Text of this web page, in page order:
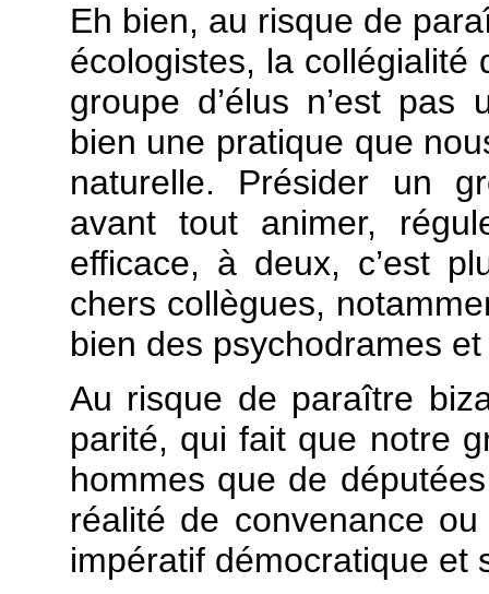
Eh bien, au risque de
écologistes, la collégialité
groupe d’élus n’est
bien une pratique que
naturelle. Présider un
avant tout animer,
efficace, à deux, c’est
chers collègues,
bien des psychodrames
Au risque de paraître
parité, qui fait que notre
hommes que de
réalité de convenance
impératif démocratique et